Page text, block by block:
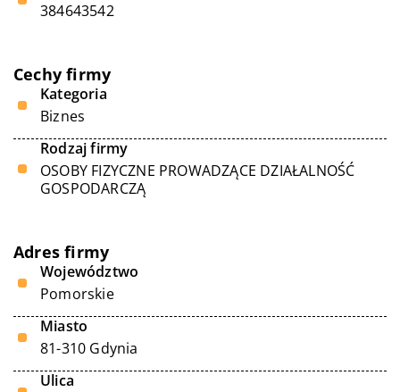
384643542
Cechy firmy
Kategoria
Biznes
Rodzaj firmy
OSOBY FIZYCZNE PROWADZĄCE DZIAŁALNOŚĆ
GOSPODARCZĄ
Adres firmy
Województwo
Pomorskie
Miasto
81-310 Gdynia
Ulica